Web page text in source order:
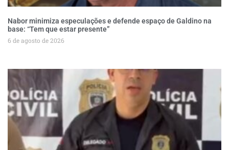
Nabor minimiza especulações e defende espaço de Galdino na
base: “Tem que estar presente”
6 de agosto de 2026